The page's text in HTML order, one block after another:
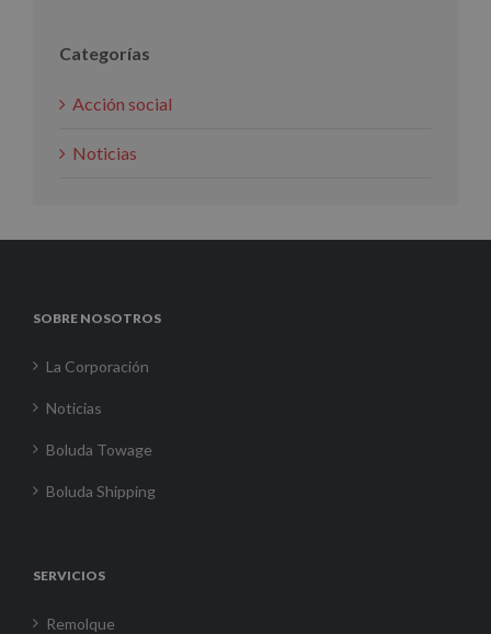
Categorías
Acción social
Noticias
SOBRE NOSOTROS
La Corporación
Noticias
Boluda Towage
Boluda Shipping
SERVICIOS
Remolque